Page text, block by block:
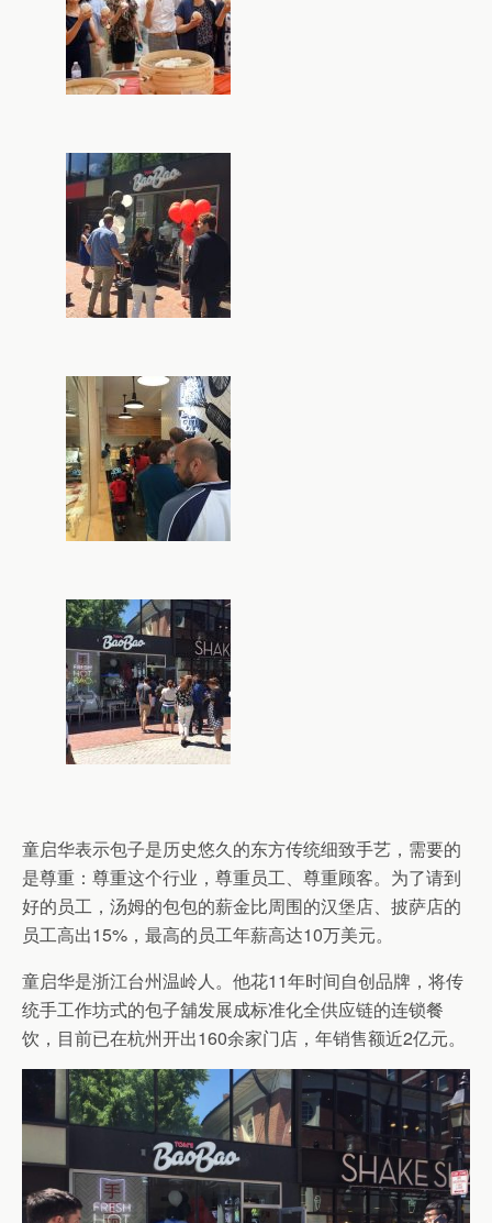
童启华表示包子是历史悠久的东方传统细致手艺，需要的
是尊重：尊重这个行业，尊重员工、尊重顾客。为了请到
好的员工，汤姆的包包的薪金比周围的汉堡店、披萨店的
员工高出15%，最高的员工年薪高达10万美元。
童启华是浙江台州温岭人。他花11年时间自创品牌，将传
统手工作坊式的包子舖发展成标准化全供应链的连锁餐
饮，目前已在杭州开出160余家门店，年销售额近2亿元。